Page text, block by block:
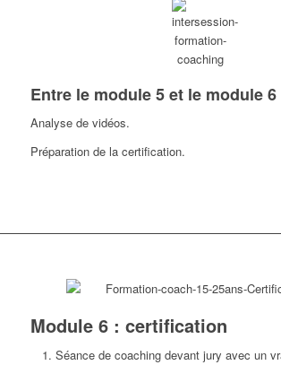
Entre le module 5 et le module 6
Analyse de vidéos.
Préparation de la certification.
Module 6 : certification
Séance de coaching devant jury avec un